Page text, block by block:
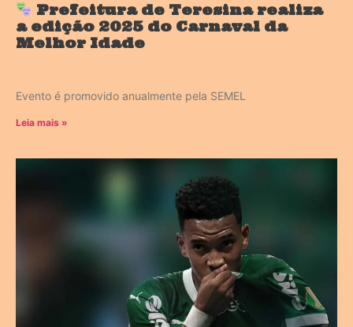
Prefeitura de Teresina realiza
a edição 2025 do Carnaval da
Melhor Idade
Evento é promovido anualmente pela SEMEL
Leia mais »